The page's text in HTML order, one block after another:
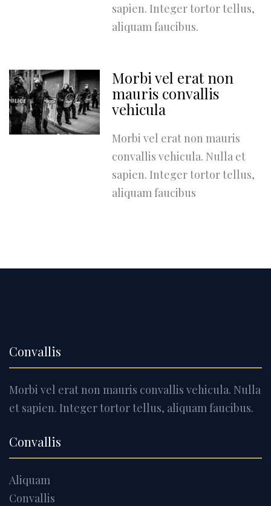
sapien. Integer tortor tellus,
aliquam faucibus.
Morbi vel erat non
mauris convallis
vehicula
Morbi vel erat non mauris
convallis vehicula. Nulla et
sapien. Integer tortor tellus,
aliquam faucibus
Convallis
Morbi vel erat non mauris convallis vehicula. Nulla
et sapien. Integer tortor tellus, aliquam faucibus.
Convallis
Aliquam
Convallis